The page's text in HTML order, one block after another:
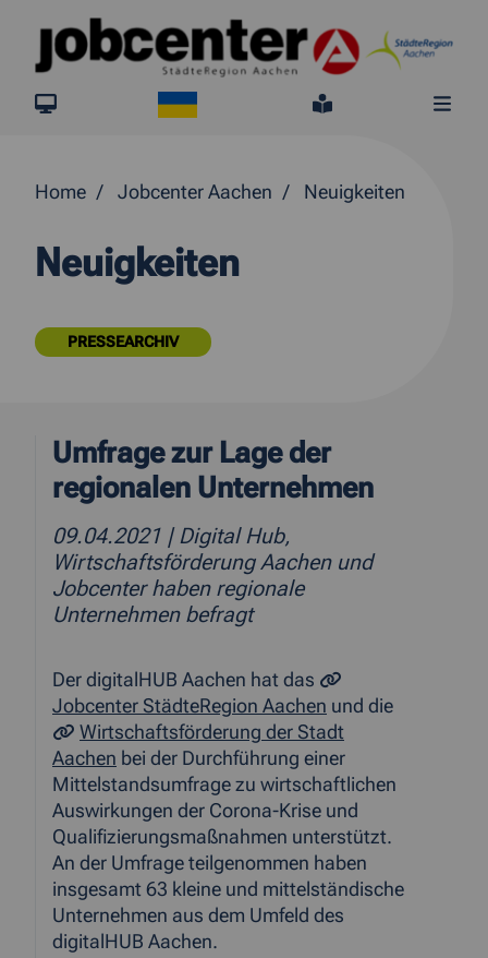
Springe direkt zum Inhalt
jobcenter.digital
Leichte
Home Jobcenter Aachen Neuigkeiten
Neuigkeiten
PRESSEARCHIV
Umfrage zur Lage der
regionalen Unternehmen
09.04.2021 | Digital Hub,
Wirtschaftsförderung Aachen und
Jobcenter haben regionale
Unternehmen befragt
Der digitalHUB Aachen hat das
Jobcenter StädteRegion Aachen und die
Wirtschaftsförderung der Stadt
Aachen bei der Durchführung einer
Mittelstandsumfrage zu wirtschaftlichen
Auswirkungen der Corona-Krise und
Qualifizierungsmaßnahmen unterstützt.
An der Umfrage teilgenommen haben
insgesamt 63 kleine und mittelständische
Unternehmen aus dem Umfeld des
digitalHUB Aachen.